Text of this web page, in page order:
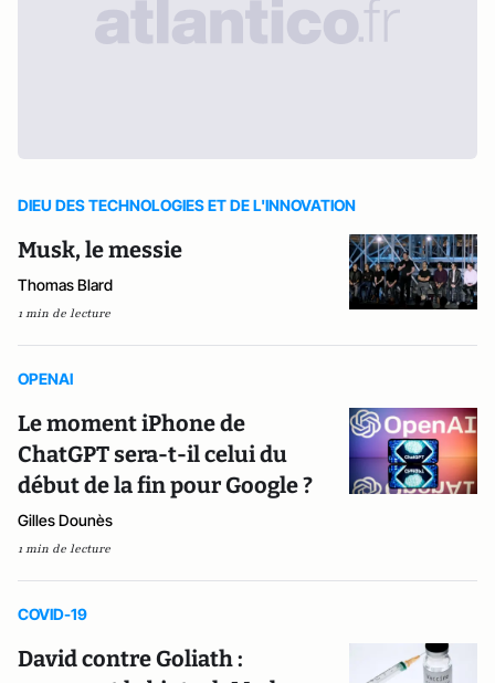
DIEU DES TECHNOLOGIES ET DE L'INNOVATION
Musk, le messie
Thomas Blard
1 min de lecture
OPENAI
Le moment iPhone de
ChatGPT sera-t-il celui du
début de la fin pour Google ?
Gilles Dounès
1 min de lecture
COVID-19
David contre Goliath :